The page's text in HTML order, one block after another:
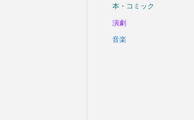
本・コミック
演劇
音楽